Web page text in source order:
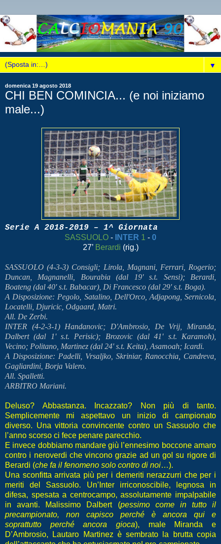
▼
domenica 19 agosto 2018
CHI BEN COMINCIA... (e noi iniziamo
male...)
Serie A 2018-2019 – 1^ Giornata
SASSUOLO - INTER 1 - 0
27’ Berardi (rig.)
SASSUOLO (4-3-3) Consigli; Lirola, Magnani, Ferrari, Rogerio;
Duncan, Magnanelli, Bourabia (dal 19' s.t. Sensi); Berardi,
Boateng (dal 40' s.t. Babacar), Di Francesco (dal 29' s.t. Boga).
A Disposizione: Pegolo, Satalino, Dell'Orco, Adjapong, Sernicola,
Locatelli, Djuricic, Odgaard, Matri.
All. De Zerbi.
INTER (4-2-3-1) Handanovic; D'Ambrosio, De Vrij, Miranda,
Dalbert (dal 1' s.t. Perisic); Brozovic (dal 41' s.t. Karamoh),
Vecino; Politano, Martinez (dal 24' s.t. Keita), Asamoah; Icardi.
A Disposizione: Padelli, Vrsaljko, Skriniar, Ranocchia, Candreva,
Gagliardini, Borja Valero.
All. Spalletti.
ARBITRO Mariani.
Deluso? Abbastanza. Incazzato? Non più di tanto.
Semplicemente mi aspettavo un inizio di campionato
diverso. Una vittoria convincente contro un Sassuolo che
l’anno scorso ci fece penare parecchio.
E invece dobbiamo mandare giù l’ennesimo boccone amaro
contro i neroverdi che vincono grazie ad un gol su rigore di
Berardi (che fa il fenomeno solo contro di noi…).
Una sconfitta arrivata più per i demeriti nerazzurri che per i
meriti del Sassuolo. Un’Inter irriconoscibile, legnosa in
difesa, spesata a centrocampo, assolutamente impalpabile
in avanti. Malissimo Dalbert (pessimo come in tutto il
precampionato, non capisco perché è ancora qui e
soprattutto perché ancora gioca), male Miranda e
D’Ambrosio, Lautaro Martinez è sembrato la brutta copia